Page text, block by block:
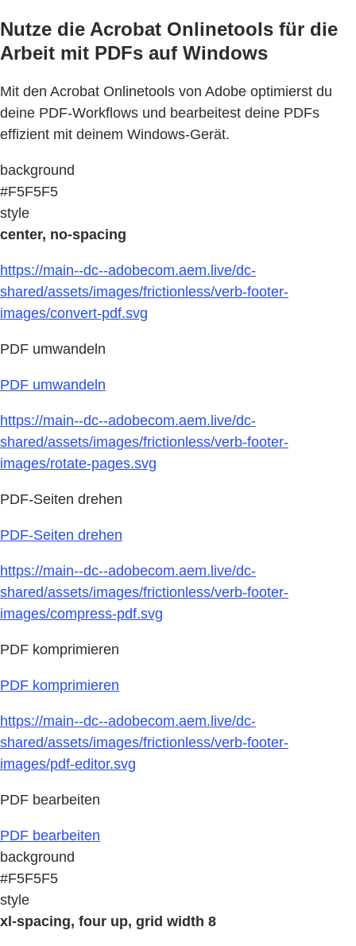
Nutze die Acrobat Onlinetools für die
Arbeit mit PDFs auf Windows
Mit den Acrobat Onlinetools von Adobe optimierst du
deine PDF-Workflows und bearbeitest deine PDFs
effizient mit deinem Windows-Gerät.
background
#F5F5F5
style
center, no-spacing
https://main--dc--adobecom.aem.live/dc-
shared/assets/images/frictionless/verb-footer-
images/convert-pdf.svg
PDF umwandeln
PDF umwandeln
https://main--dc--adobecom.aem.live/dc-
shared/assets/images/frictionless/verb-footer-
images/rotate-pages.svg
PDF-Seiten drehen
PDF-Seiten drehen
https://main--dc--adobecom.aem.live/dc-
shared/assets/images/frictionless/verb-footer-
images/compress-pdf.svg
PDF komprimieren
PDF komprimieren
https://main--dc--adobecom.aem.live/dc-
shared/assets/images/frictionless/verb-footer-
images/pdf-editor.svg
PDF bearbeiten
PDF bearbeiten
background
#F5F5F5
style
xl-spacing, four up, grid width 8